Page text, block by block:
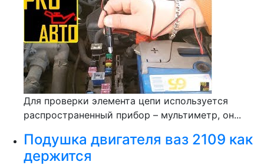
Для проверки элемента цепи используется
распространенный прибор – мультиметр, он...
Подушка двигателя ваз 2109 как
держится